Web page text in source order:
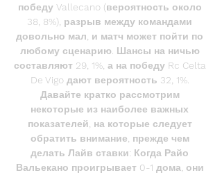
победу Vallecano (вероятность около
38, 8%), разрыв между командами
довольно мал, и матч может пойти по
любому сценарию. Шансы на ничью
составляют 29, 1%, а на победу Rc Celta
De Vigo дают вероятность 32, 1%.
Давайте кратко рассмотрим
некоторые из наиболее важных
показателей, на которые следует
обратить внимание, прежде чем
делать Лайв ставки: Когда Райо
Вальекано проигрывает 0-1 дома, они